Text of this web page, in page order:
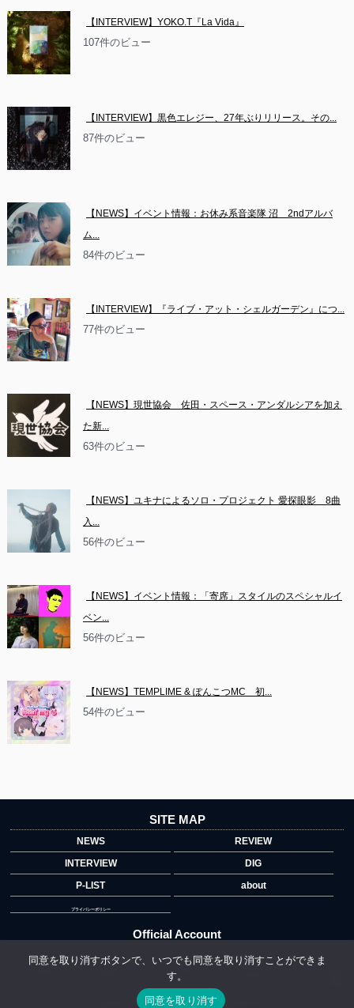
【INTERVIEW】YOKO.T『La Vida』
107件のビュー
【INTERVIEW】黒色エレジー、27年ぶりリリース。その...
87件のビュー
【NEWS】イベント情報：お休み系音楽隊 沼　2ndアルバ
ム...
84件のビュー
【INTERVIEW】『ライブ・アット・シェルガーデン』につ...
77件のビュー
【NEWS】現世協会　佐田・スペース・アンダルシアを加え
た新...
63件のビュー
【NEWS】ユキナによるソロ・プロジェクト 愛探眼影　8曲
入...
56件のビュー
【NEWS】イベント情報：「寄席」スタイルのスペシャルイ
ベン...
56件のビュー
【NEWS】TEMPLIME & ぽんこつMC　初...
54件のビュー
SITE MAP
NEWS
REVIEW
INTERVIEW
DIG
P-LIST
about
プライバシーポリシー
Official Account
Copyright © 2014 copyrights.indiegrab.jp All Rights Reserved.
同意を取り消すボタンで、いつでも同意を取り消すことができま
す。
同意を取り消す